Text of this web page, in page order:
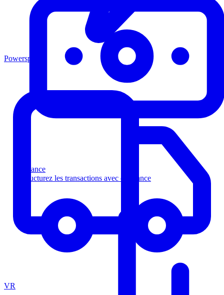
Finance
Structurez les transactions avec confiance
Powersports
VR